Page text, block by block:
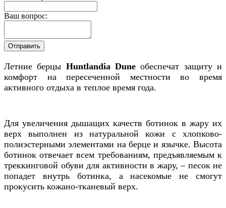
Ваш вопрос:
Летние берцы Huntlandia Dune обеспечат защиту и
комфорт на пересеченной местности во время
активного отдыха в теплое время года.
Для увеличения дышащих качеств ботинок в жару их
верх выполнен из натуральной кожи с хлопково-
полиэстерными элементами на берце и язычке. Высота
ботинок отвечает всем требованиям, предъявляемым к
треккинговой обуви для активности в жару, – песок не
попадет внутрь ботинка, а насекомые не смогут
прокусить кожано-тканевый верх.